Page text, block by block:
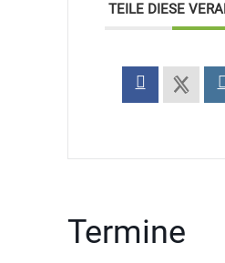
TEILE DIESE
Termine